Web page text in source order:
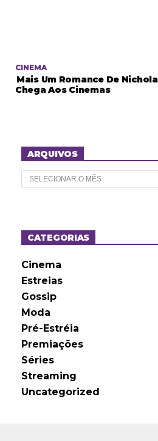
CINEMA
Mais Um Romance De
Chega Aos Cinemas
ARQUIVOS
A
r
o
sCATEGORIAS
Cinema
Estreias
Gossip
Moda
Pré-Estréia
Premiações
Séries
Streaming
Uncategorized